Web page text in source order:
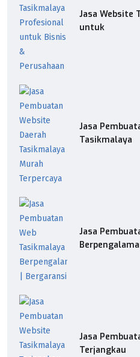
Jasa Website
untuk
Jasa
Tasikmalaya
Jasa
Jasa
Terjangkau